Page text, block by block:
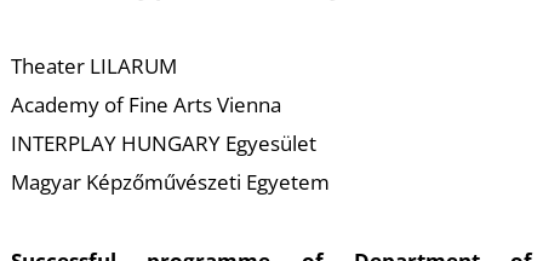
Theater LILARUM
Academy of Fine Arts Vienna
INTERPLAY HUNGARY Egyesület
Magyar Képzőművészeti Egyetem